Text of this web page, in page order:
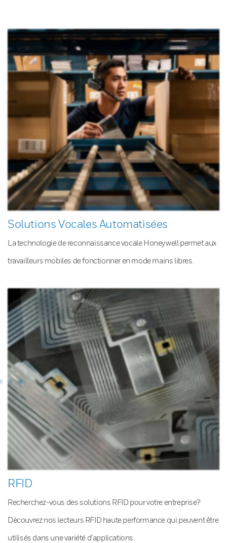
Solutions Vocales Automatisées
La technologie de reconnaissance vocale Honeywell permet aux
travailleurs mobiles de fonctionner en mode mains libres.
RFID
Recherchez-vous des solutions RFID pour votre entreprise?
Découvrez nos lecteurs RFID haute performance qui peuvent être
utilisés dans une variété d’applications.